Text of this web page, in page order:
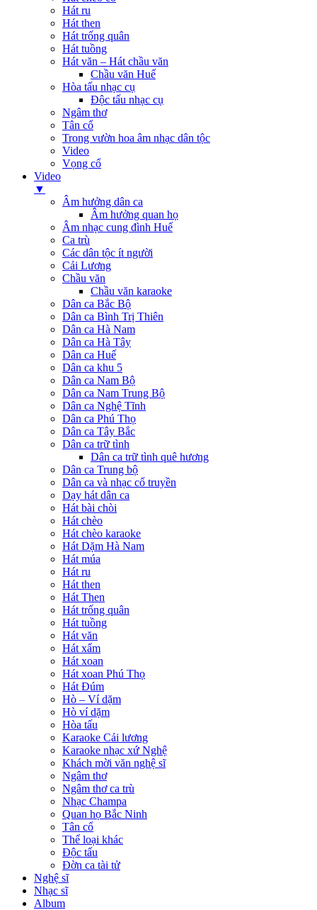
Hát ru
Hát then
Hát trống quân
Hát tuồng
Hát văn – Hát chầu văn
Chầu văn Huế
Hòa tấu nhạc cụ
Độc tấu nhạc cụ
Ngâm thơ
Tân cổ
Trong vườn hoa âm nhạc dân tộc
Video
Vọng cổ
Video
▼
Âm hưởng dân ca
Âm hưởng quan họ
Âm nhạc cung đình Huế
Ca trù
Các dân tộc ít người
Cải Lương
Chầu văn
Chầu văn karaoke
Dân ca Bắc Bộ
Dân ca Bình Trị Thiên
Dân ca Hà Nam
Dân ca Hà Tây
Dân ca Huế
Dân ca khu 5
Dân ca Nam Bộ
Dân ca Nam Trung Bộ
Dân ca Nghệ Tĩnh
Dân ca Phú Thọ
Dân ca Tây Bắc
Dân ca trữ tình
Dân ca trữ tình quê hương
Dân ca Trung bộ
Dân ca và nhạc cổ truyền
Dạy hát dân ca
Hát bài chòi
Hát chèo
Hát chèo karaoke
Hát Dặm Hà Nam
Hát múa
Hát ru
Hát then
Hát Then
Hát trống quân
Hát tuồng
Hát văn
Hát xẩm
Hát xoan
Hát xoan Phú Thọ
Hát Đúm
Hò – Ví dặm
Hò ví dặm
Hòa tấu
Karaoke Cải lương
Karaoke nhạc xứ Nghệ
Khách mời văn nghệ sĩ
Ngâm thơ
Ngâm thơ ca trù
Nhạc Champa
Quan họ Bắc Ninh
Tân cổ
Thể loại khác
Độc tấu
Đờn ca tài tử
Nghệ sĩ
Nhạc sĩ
Album